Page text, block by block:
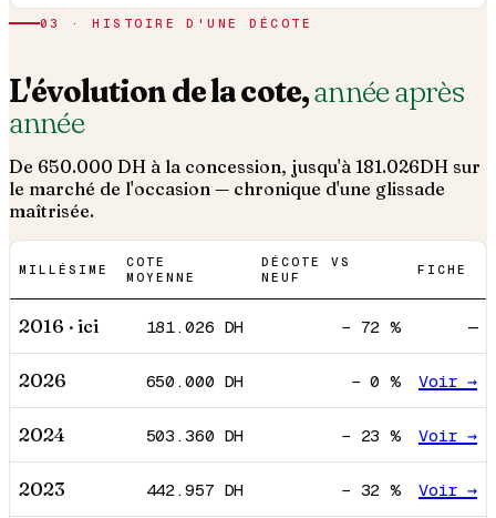
03 · HISTOIRE D'UNE DÉCOTE
L'évolution de la cote,année après
année
De 650.000 DH à la concession, jusqu'à 181.026DH sur
le marché de l'occasion — chronique d'une glissade
maîtrisée.
MILLÉSIME
COTE
MOYENNE
DÉCOTE VS
NEUF
FICHE
2016 · ici 181.026 DH − 72 % —
2026 650.000 DH −0 % Voir →
2024 503.360 DH − 23 % Voir →
2023 442.957 DH − 32 % Voir →